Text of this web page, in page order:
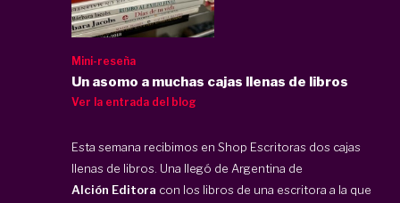
Mini-reseña
Un asomo a muchas cajas llenas de libros
Ver la entrada del blog
Esta semana recibimos en Shop Escritoras dos cajas
llenas de libros. Una llegó de Argentina de
Alción Editora con los libros de una escritora a la que